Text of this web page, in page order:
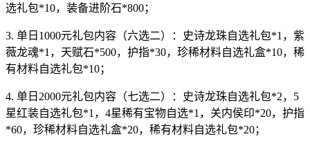
选礼包*10，装备进阶石*800；
3. 单日1000元礼包内容（六选二）：史诗龙珠自选礼包*1，紫
薇龙魂*1，天赋石*500，护指*30，珍稀材料自选礼盒*10，稀
有材料自选礼包*10；
4. 单日2000元礼包内容（七选二）：史诗龙珠自选礼包*2，5
星红装自选礼包*1，4星稀有宝物自选*1，关内侯印*20，护指
*60，珍稀材料自选礼盒*20，稀有材料自选礼包*20；